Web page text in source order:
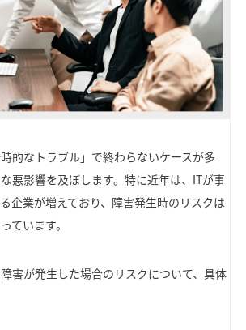
的なトラブル」で終わらないケースが多
悪影響を及ぼします。特に近年は、ITが事
企業が増えており、障害発生時のリスクは
ています。
害が発生した場合のリスクについて、具体